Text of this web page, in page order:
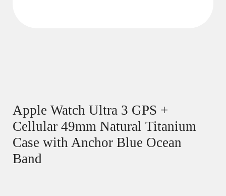
Apple Watch Ultra 3 GPS +
Cellular 49mm Natural Titanium
Case with Anchor Blue Ocean
Band